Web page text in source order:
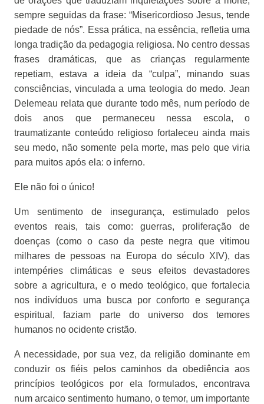
sempre seguidas da frase: “Misericordioso Jesus, tende
piedade de nós”. Essa prática, na essência, refletia uma
longa tradição da pedagogia religiosa. No centro dessas
frases dramáticas, que as crianças regularmente
repetiam, estava a ideia da “culpa”, minando suas
consciências, vinculada a uma teologia do medo. Jean
Delemeau relata que durante todo mês, num período de
dois anos que permaneceu nessa escola, o
traumatizante conteúdo religioso fortaleceu ainda mais
seu medo, não somente pela morte, mas pelo que viria
para muitos após ela: o inferno.
Ele não foi o único!
Um sentimento de insegurança, estimulado pelos
eventos reais, tais como: guerras, proliferação de
doenças (como o caso da peste negra que vitimou
milhares de pessoas na Europa do século XIV), das
intempéries climáticas e seus efeitos devastadores
sobre a agricultura, e o medo teológico, que fortalecia
nos indivíduos uma busca por conforto e segurança
espiritual, faziam parte do universo dos temores
humanos no ocidente cristão.
A necessidade, por sua vez, da religião dominante em
conduzir os fiéis pelos caminhos da obediência aos
princípios teológicos por ela formulados, encontrava
num arcaico sentimento humano, o temor, um importante